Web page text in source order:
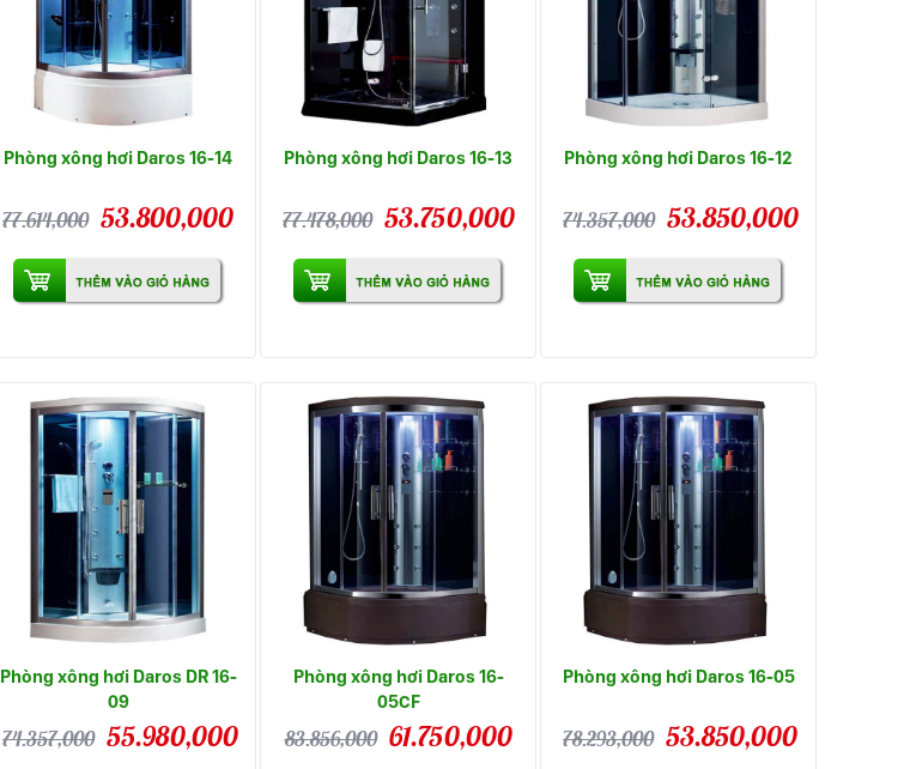
Phòng xông hơi Daros 16-14
77.614,000 53.800,000
Phòng xông hơi Daros 16-13
77.478,000 53.750,000
Phòng xông hơi Daros 16-12
74.357,000 53.850,000
Phòng xông hơi Daros DR 16-
09
74.357,000 55.980,000
Phòng xông hơi Daros 16-
05CF
83.856,000 61.750,000
Phòng xông hơi Daros 16-05
78.293,000 53.850,000